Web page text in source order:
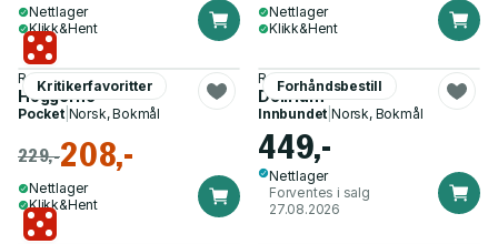
Nettlager
Klikk&Hent
Nettlager
Klikk&Hent
Kritikerfavoritter
Roy Jacobsen
Hoggerne
Pocket| Norsk, Bokmål
229,-208,-
Nettlager
Klikk&Hent
Forhåndsbestill
Roy Jacobsen
Delirium
Innbundet |Norsk, Bokmål
449,-
Nettlager
Forventes i salg
27.08.2026